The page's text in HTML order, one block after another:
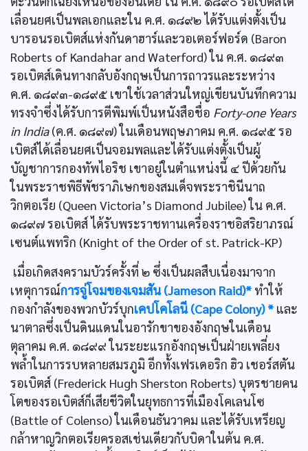
เลื่อนยศเป็นพลเอกและใน ค.ศ. ๑๘๙๒ ได้รับแต่งตั้งเป็น
บารอนรอเบิตส์แห่งกันดาฮาร์และวอเตอร์ฟอร์ด (Baron
Roberts of Kandahar and Waterford) ใน ค.ศ. ๑๘๙๓
รอเบิตส์เดินทางกลับอังกฤษเป็นการถาวรและระหว่าง
ค.ศ. ๑๘๙๓-๑๘๙๕ เขาใช้เวลาส่วนใหญ่เขียนบันทึกความ
ทรงจำซึ่งได้รับการตีพิมพ์เป็นหนังสือชื่อ Forty-one Years
in India(ค.ศ. ๑๘๙๗) ในเดือนพฤษภาคม ค.ศ. ๑๘๙๕ รอ
เบิตส์ได้เลื่อนยศเป็นจอมพลและได้รับแต่งตั้งเป็นผู้
บัญชาการกองทัพไอริช เขาอยู่ในตำแหน่งนี้ ๔ ปีด้วยกัน
ในพระราชพิธีพัชราภิเษกของสมเด็จพระราชินีนาถ
วิกตอเรีย (Queen Victoria’s Diamond Jubilee) ใน ค.ศ.
๑๘๙๗ รอเบิตส์ ได้รับพระราชทานเครื่องราชอิสริยาภรณ์
เซนต์แพทริก (Knight of the Order of st. Patrick-KP)
เมื่อเกิดสงครามบัวร์ครั้งที่ ๒ ซึ่งเป็นผลสืบเนื่องมาจาก
เหตุการณ์การจู่โจมของเจมสัน (Jameson Raid)* ทำให้
กองกำลังของพวกบัวร์บุกเคปโคโลนี (Cape Colony) * และ
นาตาลซึ่งเป็นดินแดนในอารักขาของอังกฤษในเดือน
ตุลาคม ค.ศ. ๑๘๙๙ ในระยะแรกอังกฤษเป็นฝ่ายเพลี่ยง
พลํ้าในการรบหลายสมรภูมิ อีกทั้งเฟรเดอริก ฮิว เชอร์สตัน
รอเบิตส์ (Frederick Hugh Sherston Roberts) บุตรชายคน
โตของรอเบิตส์ก็เสียชีวิตในยุทธการที่เมืองโคเลนโซ
(Battle of Colenso) ในเดือนธันวาคม และได้รับเหรียญ
กล้าหาญวิกตอเรียครอสเช่นเดียวกับบิดาในต้น ค.ศ.